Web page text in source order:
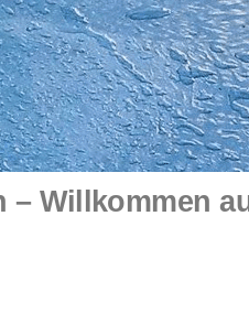
– Willkommen